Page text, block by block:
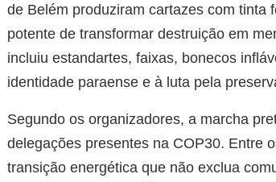
de Belém produziram cartazes com tinta
potente de transformar destruição em
incluiu estandartes, faixas, bonecos
identidade paraense e à luta pela
Segundo os organizadores, a marcha
delegações presentes na COP30. Entre
transição energética que não exclua